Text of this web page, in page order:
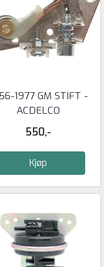
1977 GM STIFT -
ACDELCO
550,-
Kjøp